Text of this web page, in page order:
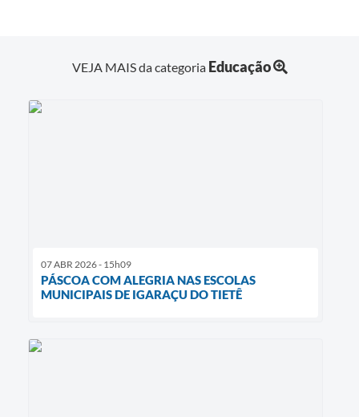
VEJA MAIS da categoria Educação
07 ABR 2026 - 15h09
PÁSCOA COM ALEGRIA NAS ESCOLAS
MUNICIPAIS DE IGARAÇU DO TIETÊ